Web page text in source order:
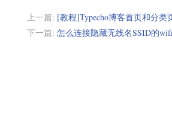
上一篇: [教程]Typecho博客首页和分类
下一篇: 怎么连接隐藏无线名SSID的wifi